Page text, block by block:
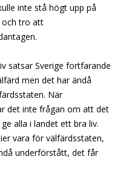
inte stå högt upp på
och tro att
satsar Sverige fortfarande
men det har ändå
När
det inte frågan om att det
alla i landet ett bra liv.
vara för välfärdsstaten,
underförstått, det får